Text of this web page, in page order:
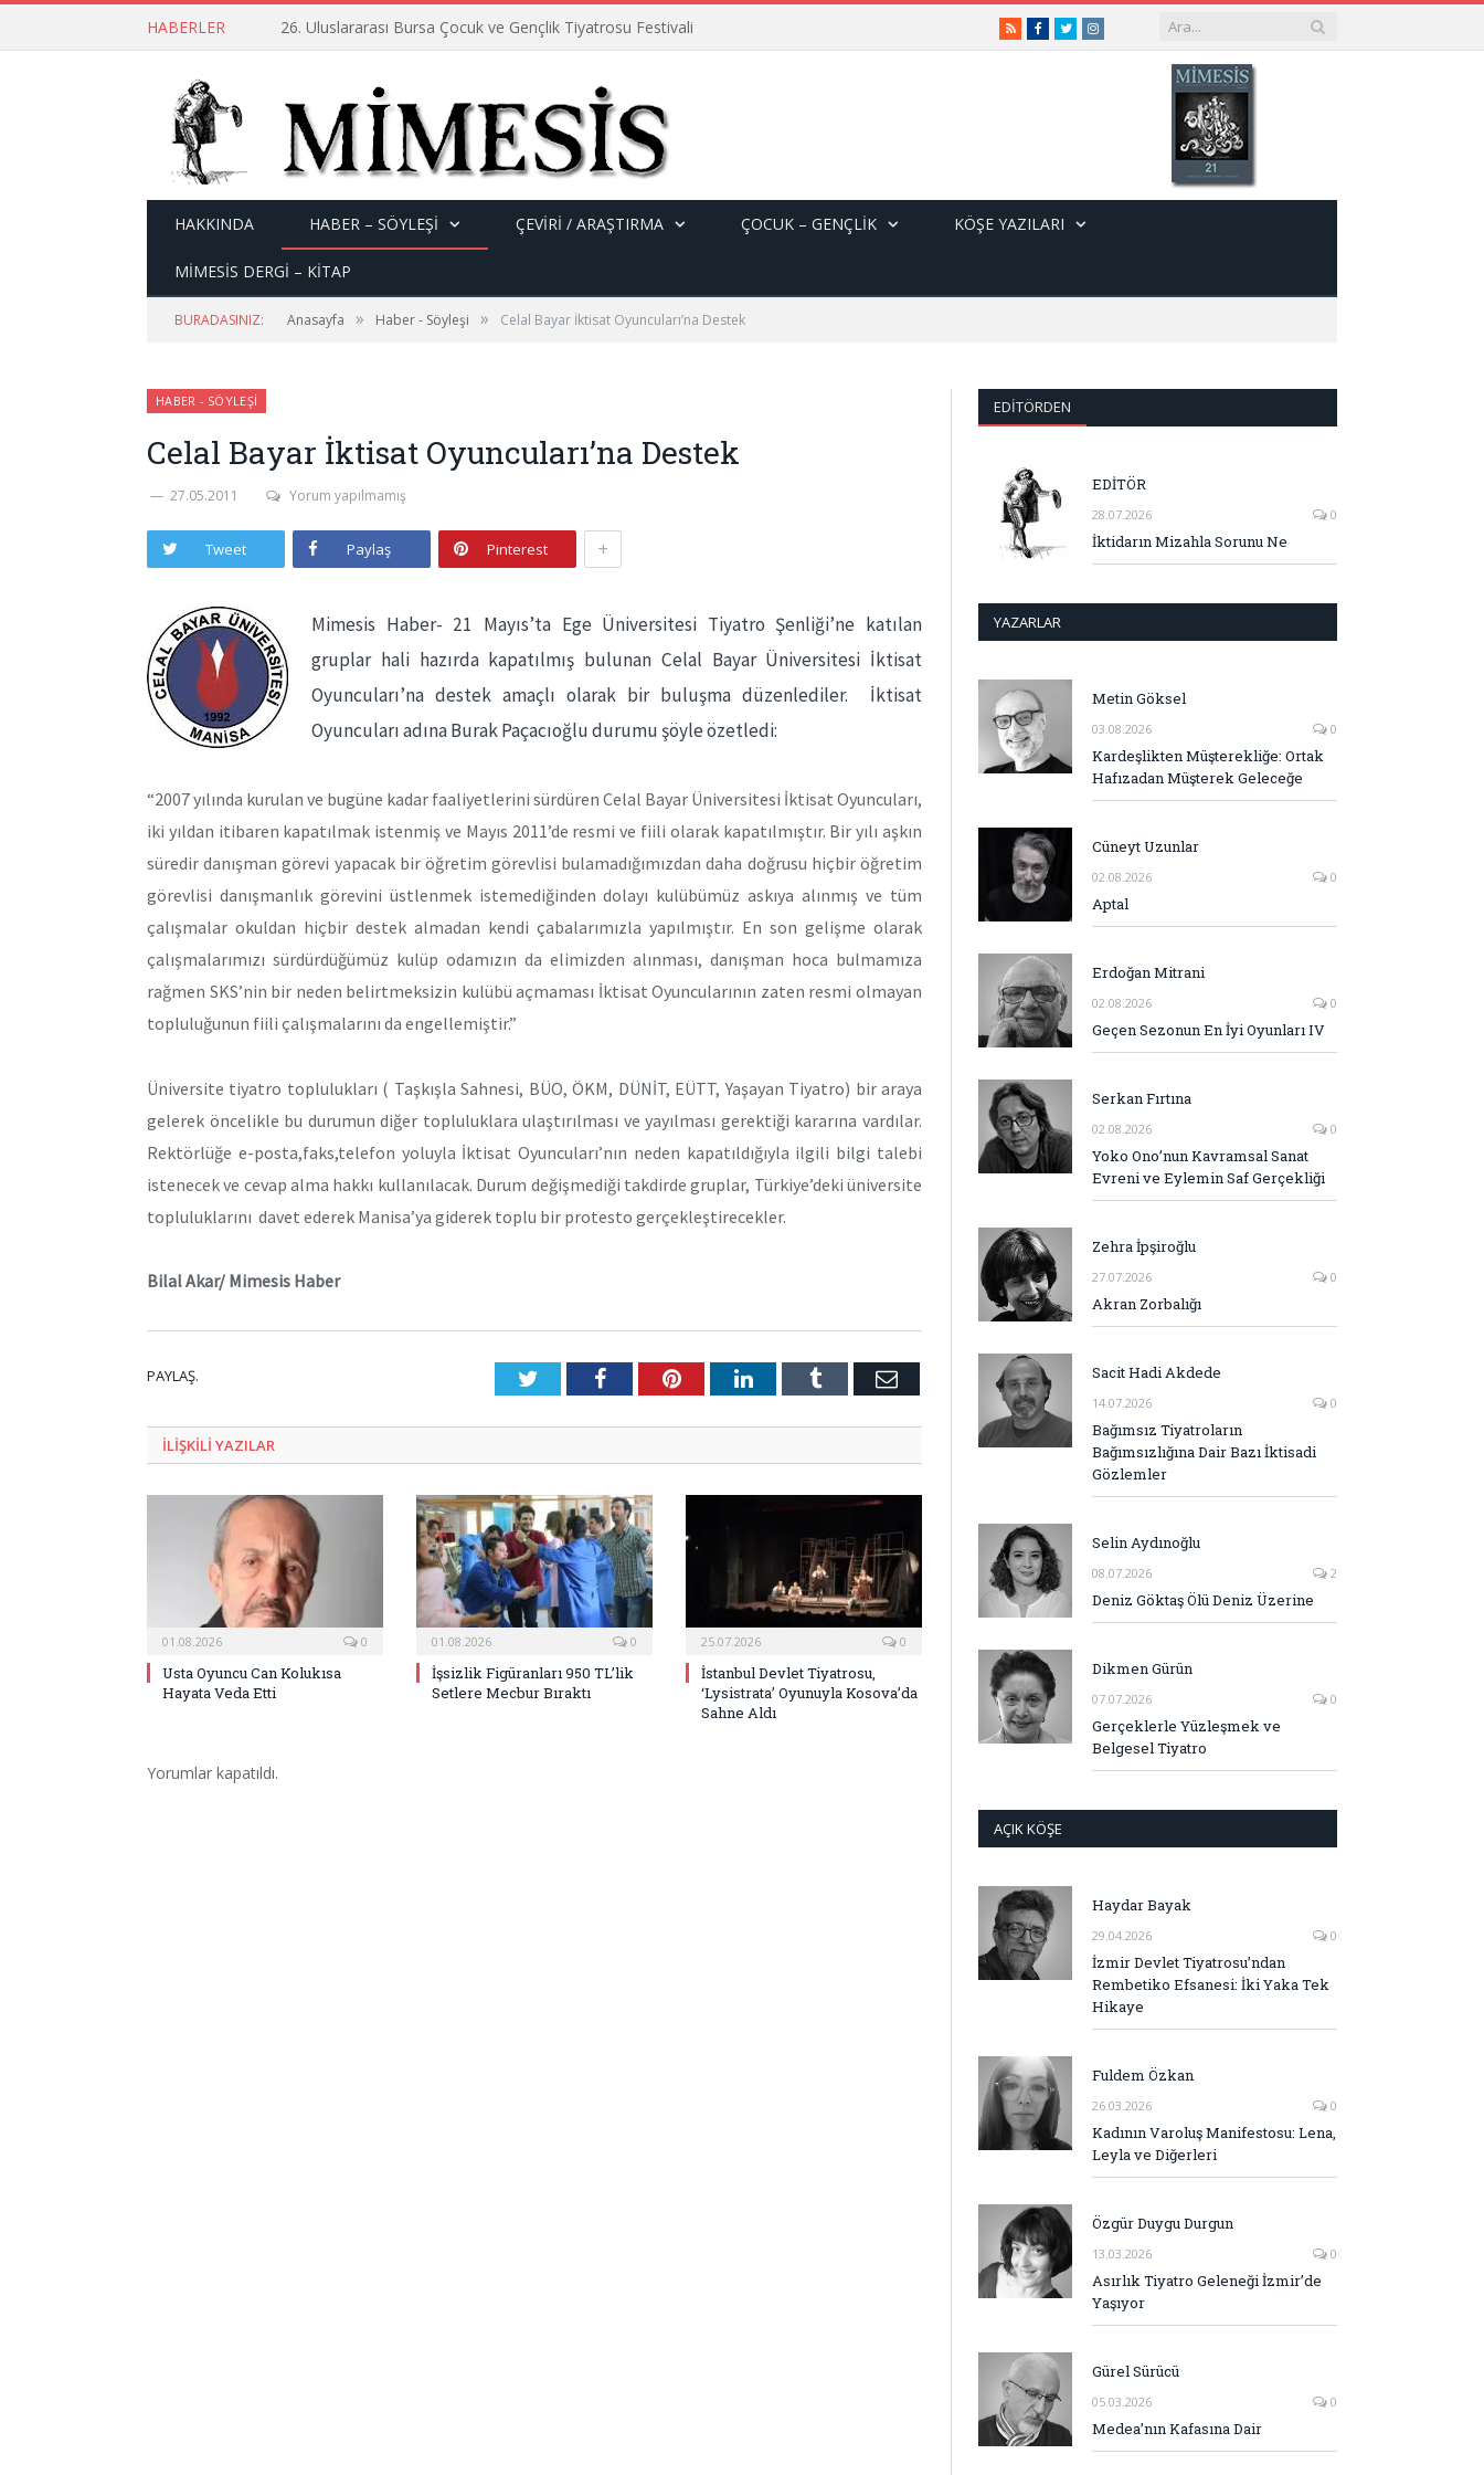
HABERLER 26. Uluslararası Bursa Çocuk ve Gençlik Tiyatrosu Festivali RSSFacebook
TwitterInstagram
HAKKINDA HABER – SÖYLEŞI ÇEVİRİ / ARAŞTIRMA ÇOCUK – GENÇLIK KÖŞE YAZILARI
MİMESİS DERGİ – KİTAP
BURADASINIZ: Anasayfa » Haber - Söyleşi » Celal Bayar İktisat Oyuncuları’na Destek
HABER - SÖYLEŞI
Celal Bayar İktisat Oyuncuları’na Destek
27.05.2011 Yorum yapılmamış
Tweet Paylaş Pinterest +
Mimesis Haber- 21 Mayıs’ta Ege Üniversitesi Tiyatro Şenliği’ne katılan
gruplar hali hazırda kapatılmış bulunan Celal Bayar Üniversitesi İktisat
Oyuncuları’na destek amaçlı olarak bir buluşma düzenlediler. İktisat
Oyuncuları adına Burak Paçacıoğlu durumu şöyle özetledi:
“2007 yılında kurulan ve bugüne kadar faaliyetlerini sürdüren Celal Bayar Üniversitesi İktisat Oyuncuları,
iki yıldan itibaren kapatılmak istenmiş ve Mayıs 2011’de resmi ve fiili olarak kapatılmıştır. Bir yılı aşkın
süredir danışman görevi yapacak bir öğretim görevlisi bulamadığımızdan daha doğrusu hiçbir öğretim
görevlisi danışmanlık görevini üstlenmek istemediğinden dolayı kulübümüz askıya alınmış ve tüm
çalışmalar okuldan hiçbir destek almadan kendi çabalarımızla yapılmıştır. En son gelişme olarak
çalışmalarımızı sürdürdüğümüz kulüp odamızın da elimizden alınması, danışman hoca bulmamıza
rağmen SKS’nin bir neden belirtmeksizin kulübü açmaması İktisat Oyuncularının zaten resmi olmayan
topluluğunun fiili çalışmalarını da engellemiştir.”
Üniversite tiyatro toplulukları ( Taşkışla Sahnesi, BÜO, ÖKM, DÜNİT, EÜTT, Yaşayan Tiyatro) bir araya
gelerek öncelikle bu durumun diğer topluluklara ulaştırılması ve yayılması gerektiği kararına vardılar.
Rektörlüğe e-posta,faks,telefon yoluyla İktisat Oyuncuları’nın neden kapatıldığıyla ilgili bilgi talebi
istenecek ve cevap alma hakkı kullanılacak. Durum değişmediği takdirde gruplar, Türkiye’deki üniversite
topluluklarını davet ederek Manisa’ya giderek toplu bir protesto gerçekleştirecekler.
Bilal Akar/ Mimesis Haber
PAYLAŞ. TwitterFacebookPinterestLinkedInTumblr E-
ILIŞKILI YAZILAR
01.08.2026 0
Usta Oyuncu Can Kolukısa
Hayata Veda Etti
01.08.2026 0
İşsizlik Figüranları 950 TL’lik
Setlere Mecbur Bıraktı
25.07.2026 0
İstanbul Devlet Tiyatrosu,
‘Lysistrata’ Oyunuyla Kosova’da
Sahne Aldı
Yorumlar kapatıldı.
EDITÖRDEN
EDİTÖR
28.07.2026 0
İktidarın Mizahla Sorunu Ne
YAZARLAR
Metin Göksel
03.08.2026 0
Kardeşlikten Müşterekliğe: Ortak
Hafızadan Müşterek Geleceğe
Cüneyt Uzunlar
02.08.2026 0
Aptal
Erdoğan Mitrani
02.08.2026 0
Geçen Sezonun En İyi Oyunları IV
Serkan Fırtına
02.08.2026 0
Yoko Ono’nun Kavramsal Sanat
Evreni ve Eylemin Saf Gerçekliği
Zehra İpşiroğlu
27.07.2026 0
Akran Zorbalığı
Sacit Hadi Akdede
14.07.2026 0
Bağımsız Tiyatroların
Bağımsızlığına Dair Bazı İktisadi
Gözlemler
Selin Aydınoğlu
08.07.2026 2
Deniz Göktaş Ölü Deniz Üzerine
Dikmen Gürün
07.07.2026 0
Gerçeklerle Yüzleşmek ve
Belgesel Tiyatro
AÇIK KÖŞE
Haydar Bayak
29.04.2026 0
İzmir Devlet Tiyatrosu’ndan
Rembetiko Efsanesi: İki Yaka Tek
Hikaye
Fuldem Özkan
26.03.2026 0
Kadının Varoluş Manifestosu: Lena,
Leyla ve Diğerleri
Özgür Duygu Durgun
13.03.2026 0
Asırlık Tiyatro Geleneği İzmir’de
Yaşıyor
Gürel Sürücü
05.03.2026 0
Medea’nın Kafasına Dair